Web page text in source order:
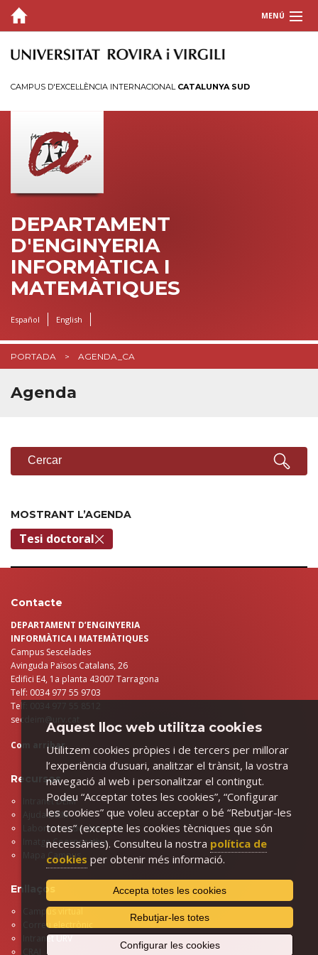
MENÚ
EL DEPARTAMENT
DOCÈNCIA
RECERCA
CAMPUS D'EXCEL·LÈNCIA INTERNACIONAL CATALUNYA SUD
DEPARTAMENT
D'ENGINYERIA
INFORMÀTICA I
MATEMÀTIQUES
Español English
PORTADA AGENDA_CA
Agenda
CERCADOR
Cercar
MOSTRANT L’AGENDA
Tesi doctoral
Contacte
DEPARTAMENT D’ENGINYERIA
INFORMÀTICA I MATEMÀTIQUES
Campus Sescelades
Avinguda Països Catalans, 26
Edifici E4, 1a planta 43007 Tarragona
Telf: 0034 977 55 9703
Telf: 0034 977 55 8512
secdeim@urv.cat
Com arribar
Recursos
Intranet DEIM
Ajuda.DEIM
Laboratoris de docència
Imatge Coorporativa
Mapa Campus
Enllaços
Campus virtual
Correu electrònic
Intranet URV
Aquest lloc web utilitza cookies
Utilitzem cookies pròpies i de tercers per millorar
l’experiència d’usuari, analitzar el trànsit, la vostra
navegació al web i personalitzar el contingut.
Podeu “Acceptar totes les cookies”, “Configurar
les cookies” que voleu acceptar o bé “Rebutjar-les
totes” (excepte les cookies tècniques que són
necessàries). Consulteu la nostra política de
cookies per obtenir més informació.
Accepta totes les cookies
Rebutjar-les totes
Configurar les cookies